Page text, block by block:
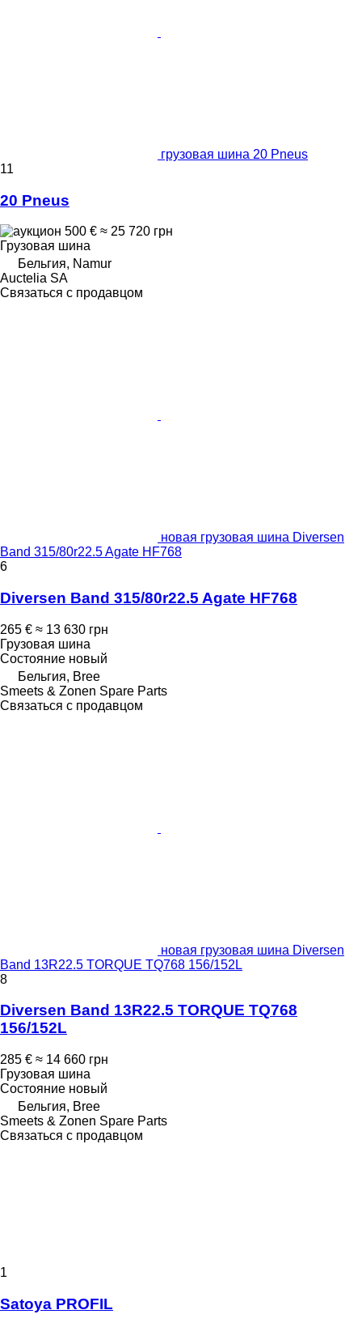
грузовая шина 20 Pneus
11
20 Pneus
500 € ≈ 25 720 грн
Грузовая шина
Бельгия, Namur
Auctelia SA
Связаться с продавцом
новая грузовая шина Diversen
Band 315/80r22.5 Agate HF768
6
Diversen Band 315/80r22.5 Agate HF768
265 € ≈ 13 630 грн
Грузовая шина
Состояние новый
Бельгия, Bree
Smeets & Zonen Spare Parts
Связаться с продавцом
новая грузовая шина Diversen
Band 13R22.5 TORQUE TQ768 156/152L
8
Diversen Band 13R22.5 TORQUE TQ768
156/152L
285 € ≈ 14 660 грн
Грузовая шина
Состояние новый
Бельгия, Bree
Smeets & Zonen Spare Parts
Связаться с продавцом
1
Satoya PROFIL